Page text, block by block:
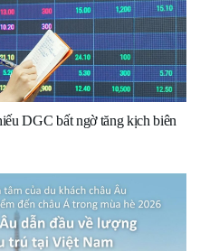
DGC bất ngờ tăng kịch biên